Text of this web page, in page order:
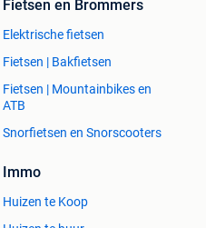
Fietsen en Brommers
Elektrische fietsen
Fietsen | Bakfietsen
Fietsen | Mountainbikes en
ATB
Snorfietsen en Snorscooters
Immo
Huizen te Koop